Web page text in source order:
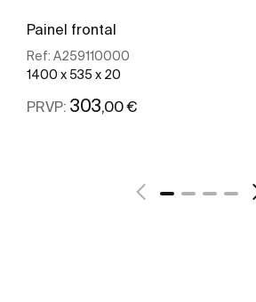
Painel frontal
Ref: A259110000
1400 x 535 x 20
PRVP: 303,00 €